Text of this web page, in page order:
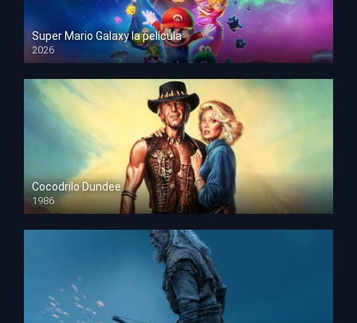
Super Mario Galaxy la película
2026
HD 1080p
Cocodrilo Dundee
1986
HD 1080p